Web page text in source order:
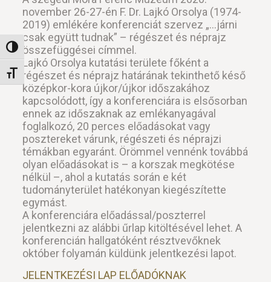
Nagy kontraszt váltása
Betűméret váltása
november 26-27-én F. Dr. Lajkó Orsolya (1974-
2019) emlékére konferenciát szervez „…járni
csak együtt tudnak” – régészet és néprajz
összefüggései címmel.
Lajkó Orsolya kutatási területe főként a
régészet és néprajz határának tekinthető késő
középkor-kora újkor/újkor időszakához
kapcsolódott, így a konferenciára is elsősorban
ennek az időszaknak az emlékanyagával
foglalkozó, 20 perces előadásokat vagy
posztereket várunk, régészeti és néprajzi
témákban egyaránt. Örömmel vennénk továbbá
olyan előadásokat is – a korszak megkötése
nélkül –, ahol a kutatás során e két
tudományterület hatékonyan kiegészítette
egymást.
A konferenciára előadással/poszterrel
jelentkezni az alábbi űrlap kitöltésével lehet. A
konferencián hallgatóként résztvevőknek
október folyamán küldünk jelentkezési lapot.
JELENTKEZÉSI LAP ELŐADÓKNAK